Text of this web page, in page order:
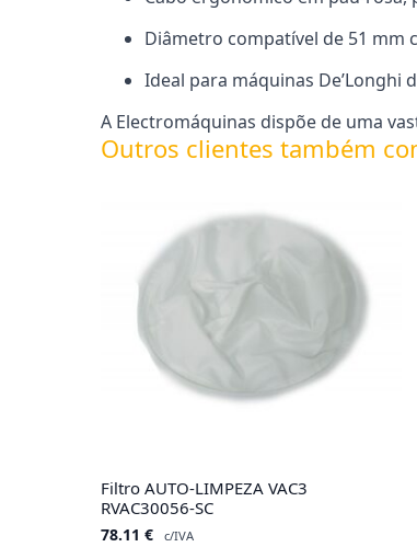
Diâmetro compatível de 51 mm
Ideal para máquinas De’Longhi
A Electromáquinas dispõe de uma
Outros clientes também
Filtro AUTO-LIMPEZA VAC3
RVAC30056-SC
78.11 € c/IVA